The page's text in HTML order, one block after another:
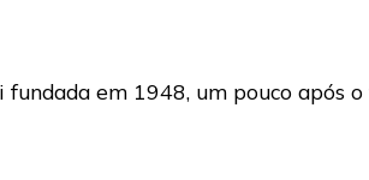
em 1948, um pouco após